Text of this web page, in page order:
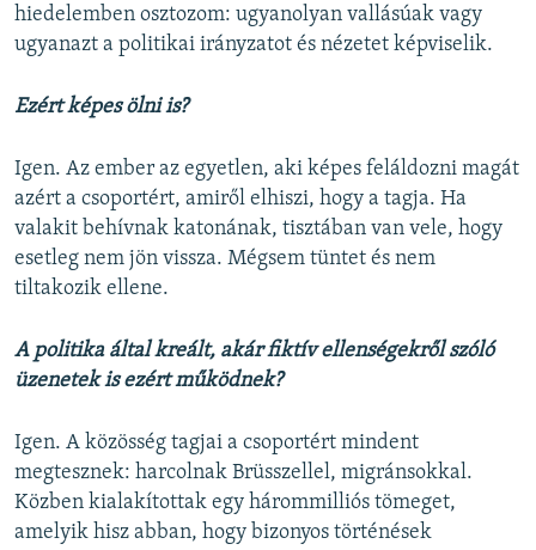
hiedelemben osztozom: ugyanolyan vallásúak vagy
ugyanazt a politikai irányzatot és nézetet képviselik.
Ezért képes ölni is?
Igen. Az ember az egyetlen, aki képes feláldozni magát
azért a csoportért, amiről elhiszi, hogy a tagja. Ha
valakit behívnak katonának, tisztában van vele, hogy
esetleg nem jön vissza. Mégsem tüntet és nem
tiltakozik ellene.
A politika által kreált, akár fiktív ellenségekről szóló
üzenetek is ezért működnek?
Igen. A közösség tagjai a csoportért mindent
megtesznek: harcolnak Brüsszellel, migránsokkal.
Közben kialakítottak egy hárommilliós tömeget,
amelyik hisz abban, hogy bizonyos történések